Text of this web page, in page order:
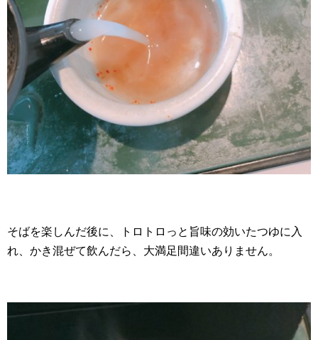
そばを楽しんだ後に、トロトロっと旨味の効いたつゆに入
れ、かき混ぜて飲んだら、大満足間違いありません。